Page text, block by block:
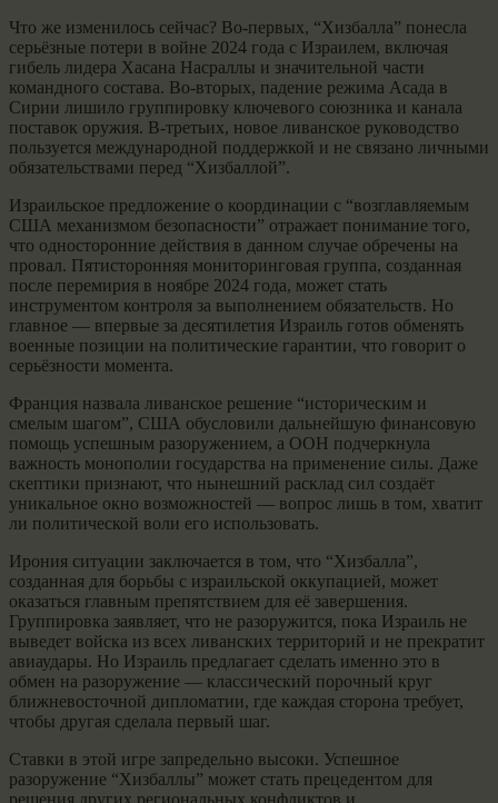
Что же изменилось сейчас? Во-первых, “Хизбалла” понесла
серьёзные потери в войне 2024 года с Израилем, включая
гибель лидера Хасана Насраллы и значительной части
командного состава. Во-вторых, падение режима Асада в
Сирии лишило группировку ключевого союзника и канала
поставок оружия. В-третьих, новое ливанское руководство
пользуется международной поддержкой и не связано личными
обязательствами перед “Хизбаллой”.
Израильское предложение о координации с “возглавляемым
США механизмом безопасности” отражает понимание того,
что односторонние действия в данном случае обречены на
провал. Пятисторонняя мониторинговая группа, созданная
после перемирия в ноябре 2024 года, может стать
инструментом контроля за выполнением обязательств. Но
главное — впервые за десятилетия Израиль готов обменять
военные позиции на политические гарантии, что говорит о
серьёзности момента.
Франция назвала ливанское решение “историческим и
смелым шагом”, США обусловили дальнейшую финансовую
помощь успешным разоружением, а ООН подчеркнула
важность монополии государства на применение силы. Даже
скептики признают, что нынешний расклад сил создаёт
уникальное окно возможностей — вопрос лишь в том, хватит
ли политической воли его использовать.
Ирония ситуации заключается в том, что “Хизбалла”,
созданная для борьбы с израильской оккупацией, может
оказаться главным препятствием для её завершения.
Группировка заявляет, что не разоружится, пока Израиль не
выведет войска из всех ливанских территорий и не прекратит
авиаудары. Но Израиль предлагает сделать именно это в
обмен на разоружение — классический порочный круг
ближневосточной дипломатии, где каждая сторона требует,
чтобы другая сделала первый шаг.
Ставки в этой игре запредельно высоки. Успешное
разоружение “Хизбаллы” может стать прецедентом для
решения других региональных конфликтов и